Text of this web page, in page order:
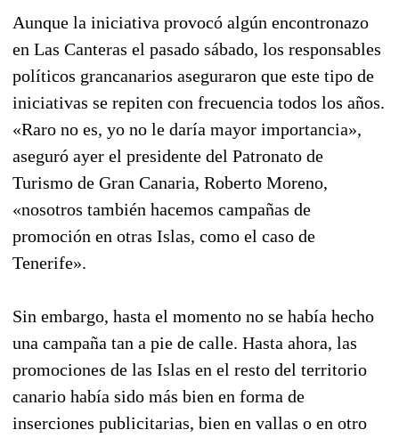
Aunque la iniciativa provocó algún encontronazo
en Las Canteras el pasado sábado, los responsables
políticos grancanarios aseguraron que este tipo de
iniciativas se repiten con frecuencia todos los años.
«Raro no es, yo no le daría mayor importancia»,
aseguró ayer el presidente del Patronato de
Turismo de Gran Canaria, Roberto Moreno,
«nosotros también hacemos campañas de
promoción en otras Islas, como el caso de
Tenerife».
Sin embargo, hasta el momento no se había hecho
una campaña tan a pie de calle. Hasta ahora, las
promociones de las Islas en el resto del territorio
canario había sido más bien en forma de
inserciones publicitarias, bien en vallas o en otro